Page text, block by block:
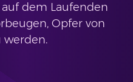
dem Laufenden
Opfer von
werden.